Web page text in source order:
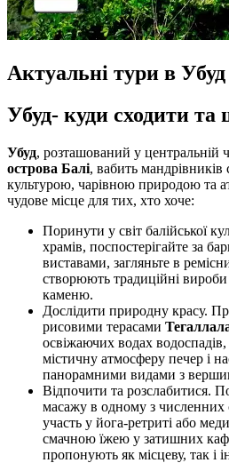
Актуальні тури в Убуд
Убуд- куди сходити та
Убуд, розташований у центральній
острова Балі, вабить
культурою, чарівною природою та
чудове місце для тих, хто хоче:
Поринути у світ балійської
храмів, поспостерігайте за
виставами, загляньте в
створюють традиційні
каменю.
Дослідити природну красу.
рисовими терасами
освіжаючих водах водоспадів,
містичну атмосферу печер і
панорамними видами з
Відпочити та розслабитися.
масажу в одному з численних
участь у йога-ретриті або
смачною їжею у затишних
пропонують як місцеву, так і